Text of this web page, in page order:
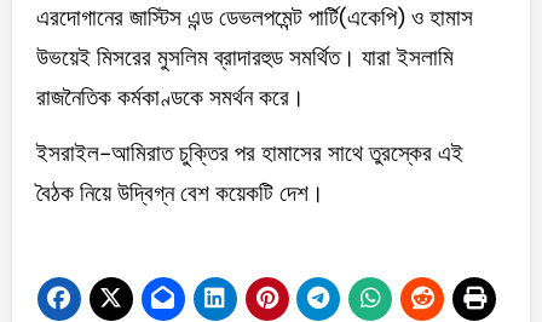
এরদোগানের জাস্টিস এন্ড ডেভলপমেন্ট পার্টি(একেপি) ও হামাস
উভয়েই মিসরের মুসলিম ব্রাদারহুড সমর্থিত। যারা ইসলামি
রাজনৈতিক কর্মকাণ্ডকে সমর্থন করে।
ইসরাইল-আমিরাত চুক্তির পর হামাসের সাথে তুরস্কের এই
বৈঠক নিয়ে উদ্বিগ্ন বেশ কয়েকটি দেশ।